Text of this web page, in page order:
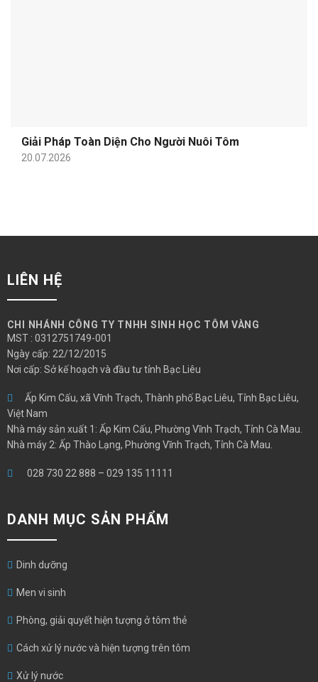
Giải Pháp Toàn Diện Cho Người Nuôi Tôm
20.07.2026
LIÊN HỆ
CHI NHÁNH CÔNG TY TNHH SINH HỌC TÔM VÀNG
MST : 0312751749-001
Ngày cấp: 22/12/2015
Nơi cấp: Sở kế hoạch và đầu tư tỉnh Bạc Liêu
Ấp Kim Cấu, xã Vĩnh Trạch, Thành phố Bạc Liêu, Tỉnh Bạc Liêu,
Việt Nam
Nhà máy sản xuất 1: Ấp Kim Cấu, Phường Vĩnh Trạch, Tỉnh Cà Mau.
Nhà máy 2: Ấp Thào Lạng, Phường Vĩnh Trạch, Tỉnh Cà Mau.
028 730 22 888 – 029 135 11111
DANH MỤC SẢN PHẨM
Dinh dưỡng
Men vi sinh
Phòng, giải quyết hiện tượng ở tôm thẻ
Cách xử lý nước và hiện tượng trên tôm
Xử lý nước